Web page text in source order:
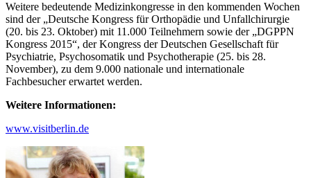
Weitere bedeutende Medizinkongresse in den kommenden Wochen
sind der „Deutsche Kongress für Orthopädie und Unfallchirurgie
(20. bis 23. Oktober) mit 11.000 Teilnehmern sowie der „DGPPN
Kongress 2015“, der Kongress der Deutschen Gesellschaft für
Psychiatrie, Psychosomatik und Psychotherapie (25. bis 28.
November), zu dem 9.000 nationale und internationale
Fachbesucher erwartet werden.
Weitere Informationen:
www.visitberlin.de